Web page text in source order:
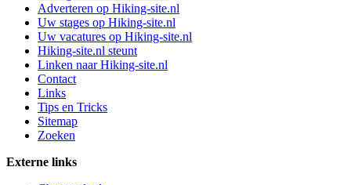
Adverteren op Hiking-site.nl
Uw stages op Hiking-site.nl
Uw vacatures op Hiking-site.nl
Hiking-site.nl steunt
Linken naar Hiking-site.nl
Contact
Links
Tips en Tricks
Sitemap
Zoeken
Externe links